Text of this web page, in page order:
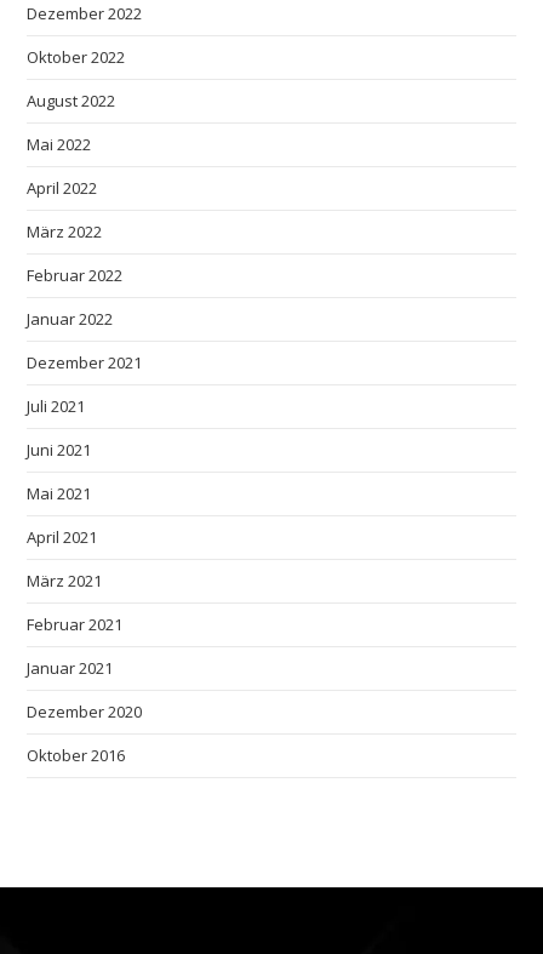
Dezember 2022
Oktober 2022
August 2022
Mai 2022
April 2022
März 2022
Februar 2022
Januar 2022
Dezember 2021
Juli 2021
Juni 2021
Mai 2021
April 2021
März 2021
Februar 2021
Januar 2021
Dezember 2020
Oktober 2016